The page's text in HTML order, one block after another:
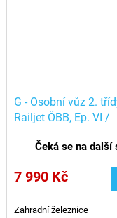
G - Osobní vůz 2.
Railjet ÖBB, Ep. VI /
Čeká se na další
7 990 Kč
Zahradní železnice